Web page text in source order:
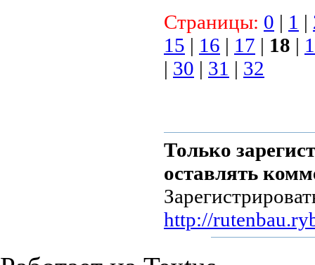
Страницы: 0 | 1 |
15 | 16 | 17 | 18 |
| 30 | 31 | 32
Только
оставлять
http://